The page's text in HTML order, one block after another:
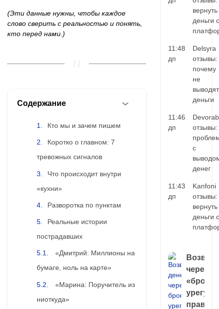
(Эти данные нужны, чтобы каждое
слово сверить с реальностью и понять,
кто перед нами.)
Содержание
Кто мы и зачем пишем
Коротко о главном: 7
тревожных сигналов
Что происходит внутри
«кухни»
Разворотка по пунктам
Реальные истории
пострадавших
«Дмитрий: Миллионы на
бумаге, ноль на карте»
«Марина: Поручитель из
ниоткуда»
вернуть
деньги с
11:48
дп
Delsyra
отзывы:
почему
не
выводят
деньги
11:46
дп
отзывы:
с
денег
11:43
дп
Kanfoni
отзывы:
вернуть
деньги с
через
правда